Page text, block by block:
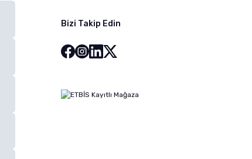
Bizi Takip Edin